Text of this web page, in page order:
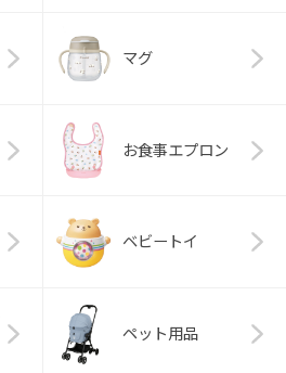
マグ
お食事エプロン
ベビートイ
ペット用品